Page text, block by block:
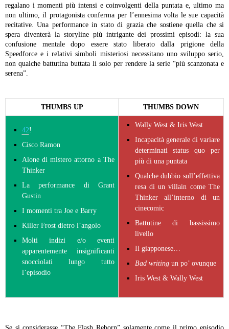
regalano i momenti più intensi e coinvolgenti della puntata e, ultimo ma
non ultimo, il protagonista conferma per l’ennesima volta le sue capacità
recitative. Una performance in stato di grazia che sostiene quella che si
spera diventerà la storyline più intrigante dei prossimi episodi: la sua
confusione mentale dopo essere stato liberato dalla prigione della
Speedforce e i relativi simboli misteriosi necessitano uno sviluppo serio,
non qualche battutina buttata lì solo per rendere la serie “più scanzonata e
serena”.
THUMBS UP THUMBS DOWN
42!
Cisco Ramon
Alone di mistero attorno a The
Thinker
La performance di Grant
Gustin
I momenti tra Joe e Barry
Killer Frost dietro l’angolo
Molti indizi e/o eventi
apparentemente insignificanti
snocciolati lungo tutto
l’episodio
Wally West & Iris West
Incapacità generale di variare
determinati status quo per
più di una puntata
Qualche dubbio sull’effettiva
resa di un villain come The
Thinker all’interno di un
cinecomic
Battutine di bassissimo
livello
Il giapponese…
Bad writingun po’ ovunque
Iris West & Wally West